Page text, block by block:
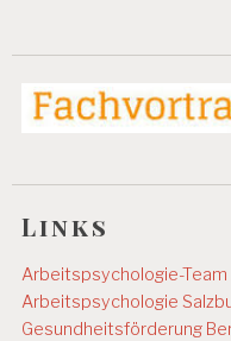
Links
Arbeitspsychologie-Team
Arbeitspsychologie
Gesundheitsförderung